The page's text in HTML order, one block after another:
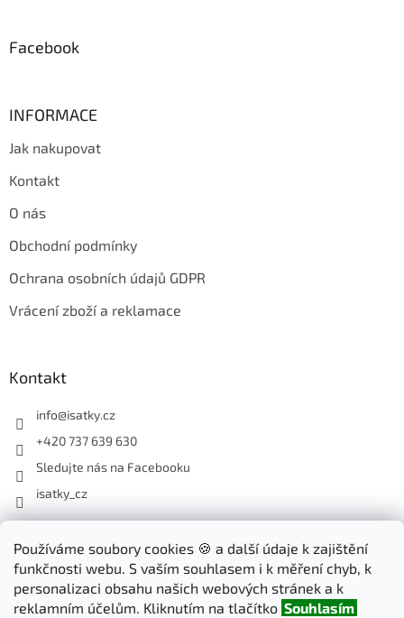
Používáme soubory cookies 🍪 a další údaje k zajištění
funkčnosti webu. S vaším souhlasem i k měření chyb, k
personalizaci obsahu našich webových stránek a k
reklamním účelům. Kliknutím na tlačítko Souhlasím
Facebook
INFORMACE
Jak nakupovat
Kontakt
O nás
Obchodní podmínky
Ochrana osobních údajů GDPR
Vrácení zboží a reklamace
Kontakt
info@isatky.cz
+420 737 639 630
Sledujte nás na Facebooku
isatky_cz
Odebírat newsletter
Vložte svůj e-mail a my vám budeme zasílat informace o nových
produktech na našem e-shopu.